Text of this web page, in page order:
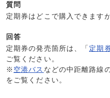
質問
定期券はどこで購入できます
回答
定期券の発売箇所は、「 定期
ご覧ください。
※ 空港バス などの中距離路線
をご覧ください。